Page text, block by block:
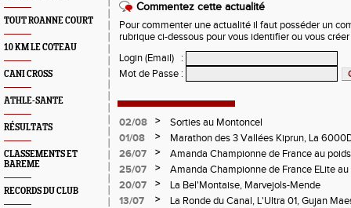
TOUT ROANNE COURT
10 KM LE COTEAU
CANI CROSS
ATHLE-SANTE
RÉSULTATS
CLASSEMENTS ET
BAREME
RECORDS DU CLUB
Commentez cette actualité
Pour commenter une actualité il faut posséder un
rubrique ci-dessous pour vous identifier ou vous
Login (Email)
:
Mot de Passe :
02/08 >
Sorties au Montoncel
01/08
>
Marathon des 3 Vallées Kiprun, La
Verticale d'Orcières, St Augustin
26/07 >
Amanda Championne de France au poids
25/07
>
Amanda Championne de France ELite
20/07
>
La Bel'Montaise, Marvejols-Mende
13/07
>
La Ronde du Canal, L'Ultra 01, Gujan